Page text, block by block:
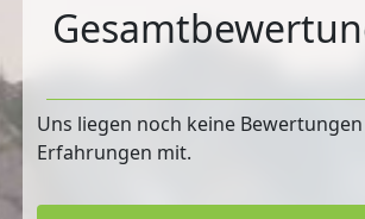
Uns liegen noch keine
Erfahrungen mit.